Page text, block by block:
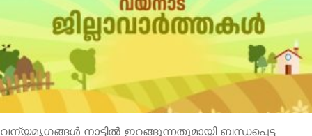
വന്യമൃഗങ്ങള്‍ നാട്ടില്‍ ഇറങ്ങുന്നതുമായി ബന്ധപ്പെട്ട